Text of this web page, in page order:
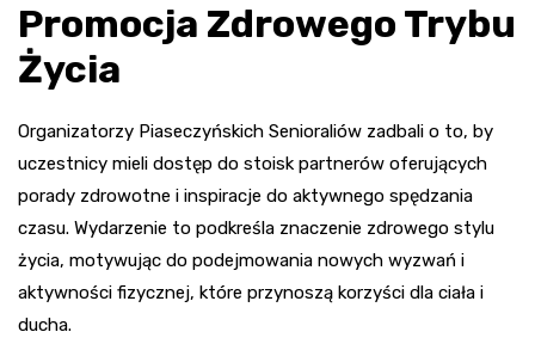
Promocja Zdrowego Trybu
Życia
Organizatorzy Piaseczyńskich Senioraliów zadbali o to, by
uczestnicy mieli dostęp do stoisk partnerów oferujących
porady zdrowotne i inspiracje do aktywnego spędzania
czasu. Wydarzenie to podkreśla znaczenie zdrowego stylu
życia, motywując do podejmowania nowych wyzwań i
aktywności fizycznej, które przynoszą korzyści dla ciała i
ducha.